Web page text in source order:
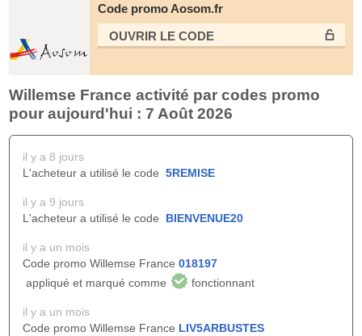
Code promo Aosom.fr
OUVRIR LE СODE
Willemse France activité par codes promo
pour aujourd'hui : 7 Août 2026
il y a 8 jours
L'acheteur a utilisé le code 5REMISE
il y a 9 jours
L'acheteur a utilisé le code BIENVENUE20
il y a un mois
Code promo Willemse France 018197
appliqué et marqué comme
fonctionnant
il y a un mois
Code promo Willemse France LIV5ARBUSTES